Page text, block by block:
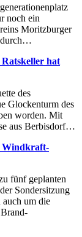
noch ein
Moritzburger
durch…
hat
des
Glockenturm des
worden. Mit
aus Berbisdorf…
Windkraft-
fünf geplanten
Sondersitzung
auch um die